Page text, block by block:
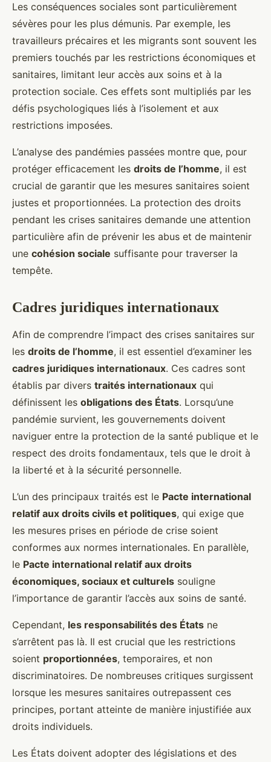
Les conséquences sociales sont particulièrement
sévères pour les plus démunis. Par exemple, les
travailleurs précaires et les migrants sont souvent les
premiers touchés par les restrictions économiques et
sanitaires, limitant leur accès aux soins et à la
protection sociale. Ces effets sont multipliés par les
défis psychologiques liés à l’isolement et aux
restrictions imposées.
L’analyse des pandémies passées montre que, pour
protéger efficacement les droits de l’homme, il est
crucial de garantir que les mesures sanitaires soient
justes et proportionnées. La protection des droits
pendant les crises sanitaires demande une attention
particulière afin de prévenir les abus et de maintenir
une cohésion sociale suffisante pour traverser la
tempête.
Cadres juridiques internationaux
Afin de comprendre l’impact des crises sanitaires sur
les droits de l’homme, il est essentiel d’examiner les
cadres juridiques internationaux. Ces cadres sont
établis par divers traités internationaux qui
définissent les obligations des États. Lorsqu’une
pandémie survient, les gouvernements doivent
naviguer entre la protection de la santé publique et le
respect des droits fondamentaux, tels que le droit à
la liberté et à la sécurité personnelle.
L’un des principaux traités est le Pacte international
relatif aux droits civils et politiques, qui exige que
les mesures prises en période de crise soient
conformes aux normes internationales. En parallèle,
le Pacte international relatif aux droits
économiques, sociaux et culturels souligne
l’importance de garantir l’accès aux soins de santé.
Cependant, les responsabilités des États ne
s’arrêtent pas là. Il est crucial que les restrictions
soient proportionnées, temporaires, et non
discriminatoires. De nombreuses critiques surgissent
lorsque les mesures sanitaires outrepassent ces
principes, portant atteinte de manière injustifiée aux
droits individuels.
Les États doivent adopter des législations et des